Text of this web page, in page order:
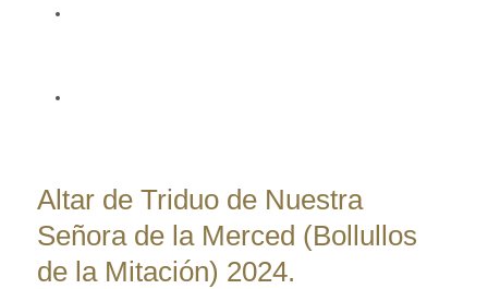
Altar de Triduo de Nuestra
Señora de la Merced (Bollullos
de la Mitación) 2024.